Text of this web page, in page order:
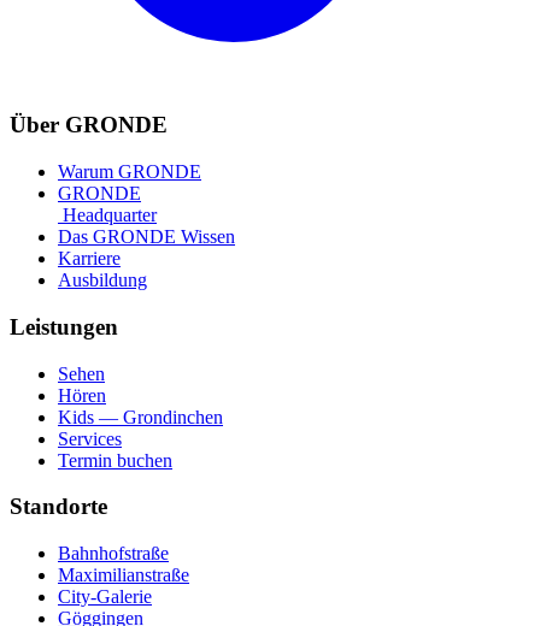
Über GRONDE
Warum GRONDE
GRONDE
Headquarter
Das GRONDE Wissen
Karriere
Ausbildung
Leistungen
Sehen
Hören
Kids — Grondinchen
Services
Termin buchen
Standorte
Bahnhofstraße
Maximilianstraße
City-Galerie
Göggingen